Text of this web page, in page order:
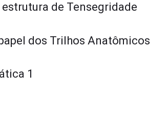
estrutura de Tensegridade
dos Trilhos Anatômicos
1